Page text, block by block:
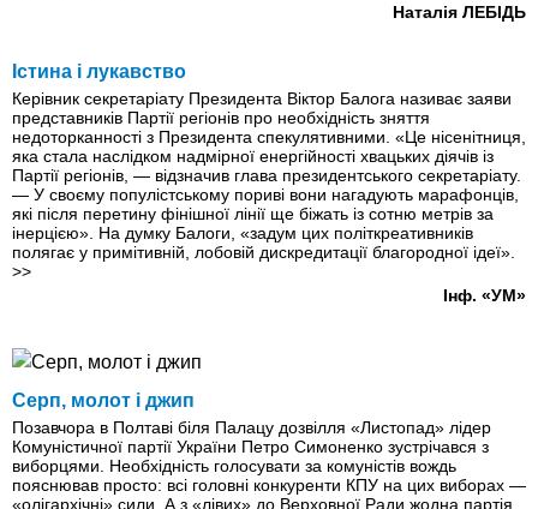
Наталія ЛЕБІДЬ
Iстина i лукавство
Керівник секретаріату Президента Віктор Балога називає заяви
представників Партії регіонів про необхідність зняття
недоторканності з Президента спекулятивними. «Це нісенітниця,
яка стала наслідком надмірної енергійності хвацьких діячів із
Партії регіонів, — відзначив глава президентського секретаріату.
— У своєму популістському пориві вони нагадують марафонців,
які після перетину фінішної лінії ще біжать із сотню метрів за
інерцією». На думку Балоги, «задум цих політкреативників
полягає у примітивній, лобовій дискредитації благородної ідеї».
>>
Інф. «УМ»
Серп, молот і джип
Позавчора в Полтаві біля Палацу дозвілля «Листопад» лідер
Комуністичної партії України Петро Симоненко зустрічався з
виборцями. Необхідність голосувати за комуністів вождь
пояснював просто: всі головні конкуренти КПУ на цих виборах —
«олігархічні» сили. А з «лівих» до Верховної Ради жодна партія,